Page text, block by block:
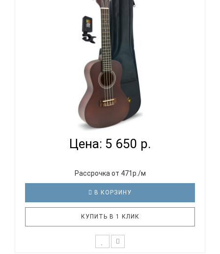
звучание маленькой гавайской гитары не оставят
равнодушными никого. Укулеле VESTON
KUS 15OR станет также прекрасным п..
KOHALA KPP-S - УКУЛЕЛЕ КОМПЛЕКТ
Цена: 5 650 р.
Рассрочка от 471р./м
В КОРЗИНУ
КУПИТЬ В 1 КЛИК